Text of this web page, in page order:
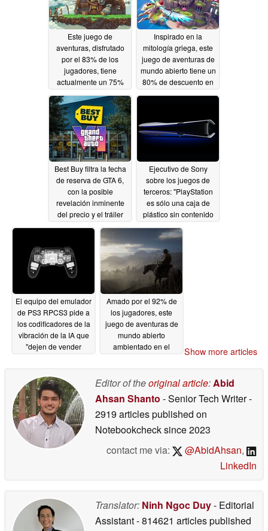
Este juego de
aventuras, disfrutado
por el 83% de los
jugadores, tiene
actualmente un 75%
de descuento en
Steam05/16/2026
Inspirado en la
mitología griega, este
juego de aventuras de
mundo abierto tiene un
80% de descuento en
Steam05/15/2026
Best Buy filtra la fecha
de reserva de GTA 6,
con la posible
revelación inminente
del precio y el tráiler
05/14/2026
Ejecutivo de Sony
sobre los juegos de
terceros: "PlayStation
es sólo una caja de
plástico sin contenido
05/14/2026
El equipo del emulador
de PS3 RPCS3 pide a
los codificadores de la
vibración de la IA que
"dejen de vender
Amado por el 92% de
los jugadores, este
juego de aventuras de
mundo abierto
ambientado en el
Steam05/14/2026
Show more articles
Editor of theoriginal article:Abid
Ahsan Shanto - Senior Tech Writer-
2919 articles published on
Notebookchecksince 2023
contact me via:
@AbidAhsan,
LinkedIn
Translator: Ninh Ngoc Duy- Editorial
Assistant- 814621 articles published